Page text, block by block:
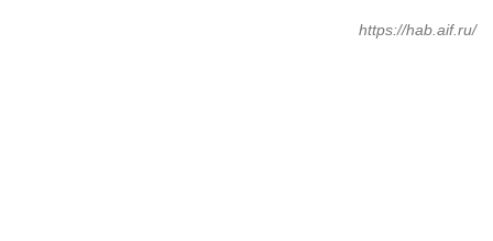
https://hab.aif.ru/